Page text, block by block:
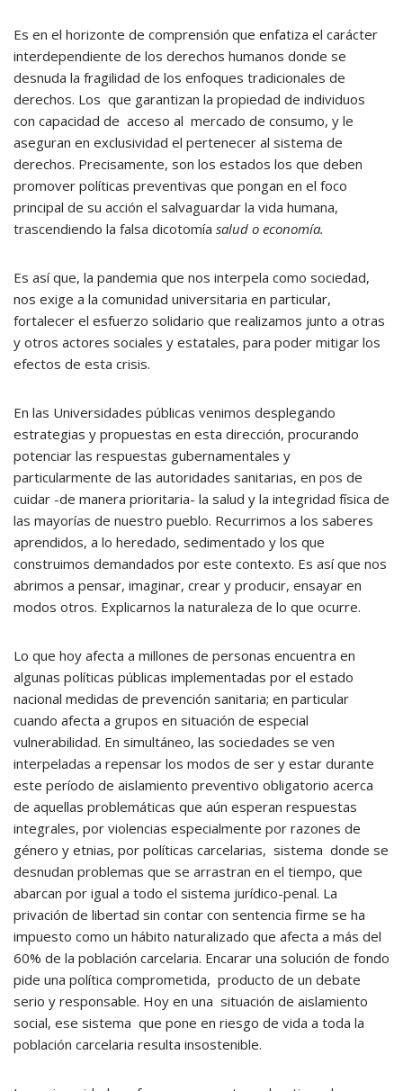
Es en el horizonte de comprensión que enfatiza el carácter
interdependiente de los derechos humanos donde se
desnuda la fragilidad de los enfoques tradicionales de
derechos. Los que garantizan la propiedad de individuos
con capacidad de acceso al mercado de consumo, y le
aseguran en exclusividad el pertenecer al sistema de
derechos. Precisamente, son los estados los que deben
promover políticas preventivas que pongan en el foco
principal de su acción el salvaguardar la vida humana,
trascendiendo la falsa dicotomía salud o economía.
Es así que, la pandemia que nos interpela como sociedad,
nos exige a la comunidad universitaria en particular,
fortalecer el esfuerzo solidario que realizamos junto a otras
y otros actores sociales y estatales, para poder mitigar los
efectos de esta crisis.
En las Universidades públicas venimos desplegando
estrategias y propuestas en esta dirección, procurando
potenciar las respuestas gubernamentales y
particularmente de las autoridades sanitarias, en pos de
cuidar -de manera prioritaria- la salud y la integridad física de
las mayorías de nuestro pueblo. Recurrimos a los saberes
aprendidos, a lo heredado, sedimentado y los que
construimos demandados por este contexto. Es así que nos
abrimos a pensar, imaginar, crear y producir, ensayar en
modos otros. Explicarnos la naturaleza de lo que ocurre.
Lo que hoy afecta a millones de personas encuentra en
algunas políticas públicas implementadas por el estado
nacional medidas de prevención sanitaria; en particular
cuando afecta a grupos en situación de especial
vulnerabilidad. En simultáneo, las sociedades se ven
interpeladas a repensar los modos de ser y estar durante
este período de aislamiento preventivo obligatorio acerca
de aquellas problemáticas que aún esperan respuestas
integrales, por violencias especialmente por razones de
género y etnias, por políticas carcelarias, sistema donde se
desnudan problemas que se arrastran en el tiempo, que
abarcan por igual a todo el sistema jurídico-penal. La
privación de libertad sin contar con sentencia firme se ha
impuesto como un hábito naturalizado que afecta a más del
60% de la población carcelaria. Encarar una solución de fondo
pide una política comprometida, producto de un debate
serio y responsable. Hoy en una situación de aislamiento
social, ese sistema que pone en riesgo de vida a toda la
población carcelaria resulta insostenible.